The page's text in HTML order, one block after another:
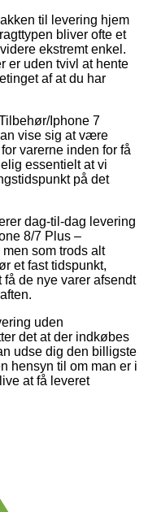
til levering hjem
bliver ofte et
ekstremt enkel.
er uden tvivl at hente
af at du har
Iphone 7
vise sig at være
varerne inden for få
essentielt at vi
på det
dag-til-dag levering
8/7 Plus –
som trods alt
et fast tidspunkt,
de nye varer afsendt
uden
det at der indkøbes
udse dig den billigste
hensyn til om man er i
at få leveret